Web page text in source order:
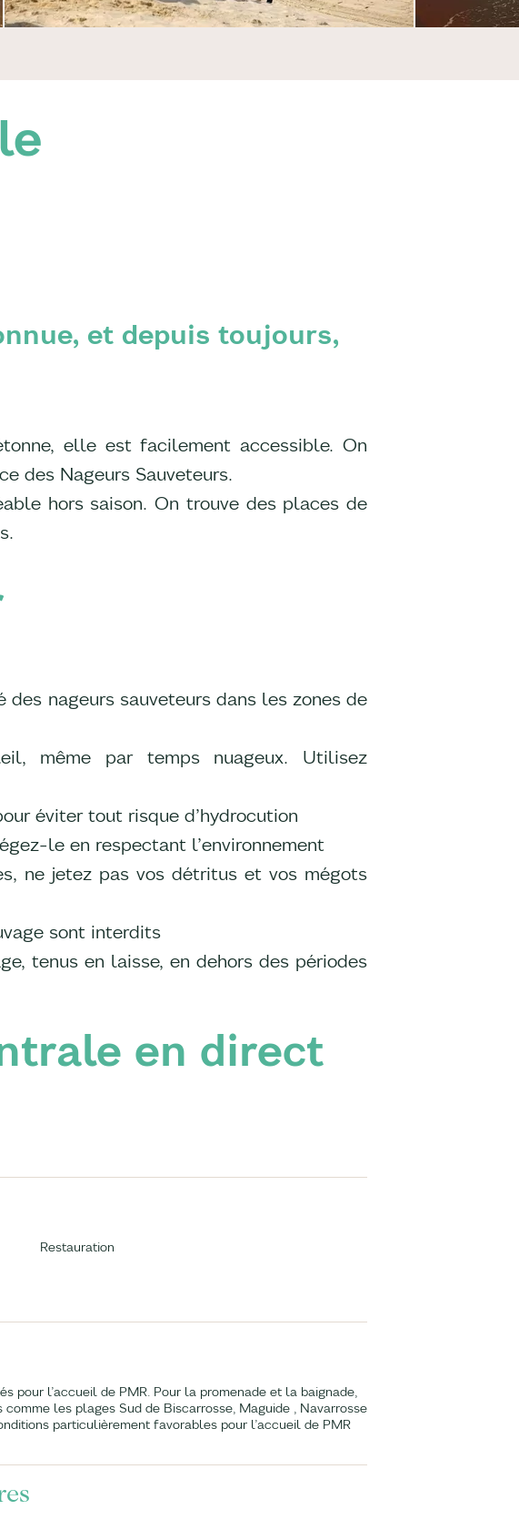
et depuis toujours,
elle est facilement accessible. On
des Nageurs Sauveteurs.
hors saison. On trouve des places de
nageurs sauveteurs dans les zones de
même par temps nuageux. Utilisez
éviter tout risque d’hydrocution
le en respectant l’environnement
ne jetez pas vos détritus et vos mégots
sont interdits
tenus en laisse, en dehors des périodes
en direct
Restauration
pour l’accueil de PMR. Pour la promenade et la baignade,
les plages Sud de Biscarrosse, Maguide , Navarrosse
particulièrement favorables pour l’accueil de PMR